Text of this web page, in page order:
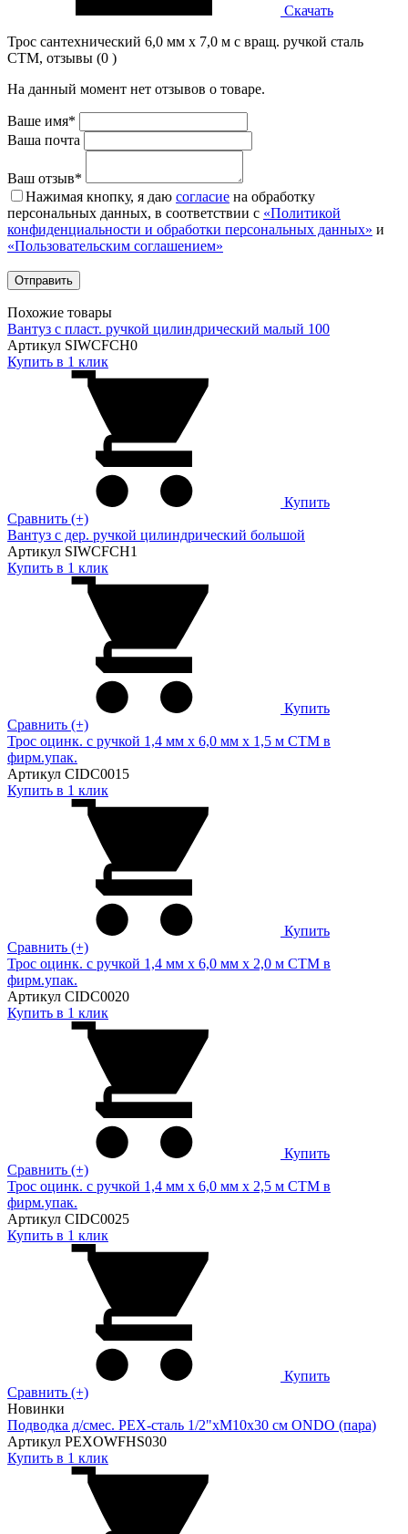
Скачать
Трос сантехнический 6,0 мм х 7,0 м с вращ. ручкой сталь
CTM, отзывы (0 )
На данный момент нет отзывов о товаре.
Ваше имя*
Ваша почта
Ваш отзыв*
Нажимая кнопку, я даю согласие на обработку
персональных данных, в соответствии с «Политикой
конфиденциальности и обработки персональных данных» и
«Пользовательским соглашением»
Похожие товары
Вантуз с пласт. ручкой цилиндрический малый 100
Артикул SIWCFCH0
Купить в 1 клик
Купить
Сравнить (+)
Вантуз с дер. ручкой цилиндрический большой
Артикул SIWCFCH1
Купить в 1 клик
Купить
Сравнить (+)
Трос оцинк. с ручкой 1,4 мм х 6,0 мм х 1,5 м СТМ в
фирм.упак.
Артикул CIDC0015
Купить в 1 клик
Купить
Сравнить (+)
Трос оцинк. с ручкой 1,4 мм х 6,0 мм х 2,0 м СТМ в
фирм.упак.
Артикул CIDC0020
Купить в 1 клик
Купить
Сравнить (+)
Трос оцинк. с ручкой 1,4 мм х 6,0 мм х 2,5 м СТМ в
фирм.упак.
Артикул CIDC0025
Купить в 1 клик
Купить
Сравнить (+)
Новинки
Подводка д/смес. PEX-сталь 1/2"xM10x30 см ONDO (пара)
Артикул PEXOWFHS030
Купить в 1 клик